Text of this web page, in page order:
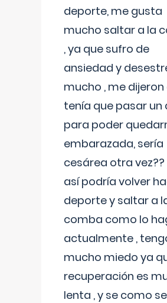
deporte, me gusta
mucho saltar a la
, ya que sufro de
ansiedad y
mucho , me dijeron
tenía que pasar un
para poder
embarazada, sería
cesárea otra vez??
así podría volver
deporte y saltar a
comba como lo
actualmente ,
mucho miedo ya
recuperación es
lenta , y se como